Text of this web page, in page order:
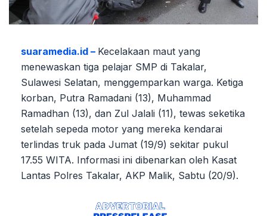
suaramedia.id – Kecelakaan maut yang
menewaskan tiga pelajar SMP di Takalar,
Sulawesi Selatan, menggemparkan warga. Ketiga
korban, Putra Ramadani (13), Muhammad
Ramadhan (13), dan Zul Jalali (11), tewas seketika
setelah sepeda motor yang mereka kendarai
terlindas truk pada Jumat (19/9) sekitar pukul
17.55 WITA. Informasi ini dibenarkan oleh Kasat
Lantas Polres Takalar, AKP Malik, Sabtu (20/9).